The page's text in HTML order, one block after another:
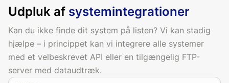
Udpluk af systemintegrationer
Kan du ikke finde dit system på listen? Vi kan stadig
hjælpe – i princippet kan vi integrere alle systemer
med et velbeskrevet API eller en tilgængelig FTP-
server med dataudtræk.